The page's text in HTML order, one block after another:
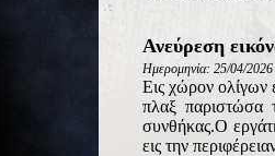
Ανεύρεση
Ημερομηνία: 25/04/2026
Εις χώρον ολίγων
πλαξ παριστώσα
συνθήκας.Ο
εις την